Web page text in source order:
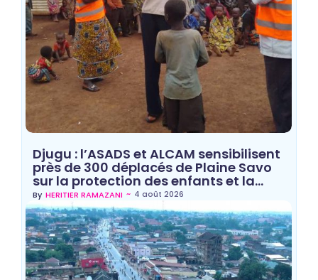
Djugu : l’ASADS et ALCAM sensibilisent
près de 300 déplacés de Plaine Savo
sur la protection des enfants et la…
By HERITIER RAMAZANI ~ 4 août 2026